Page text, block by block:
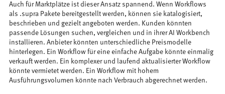
Auch für Marktplätze ist dieser Ansatz spannend. Wenn Workflows
als .supra Pakete bereitgestellt werden, können sie katalogisiert,
beschrieben und gezielt angeboten werden. Kunden könnten
passende Lösungen suchen, vergleichen und in ihrer AI Workbench
installieren. Anbieter könnten unterschiedliche Preismodelle
hinterlegen. Ein Workflow für eine einfache Aufgabe könnte einmalig
verkauft werden. Ein komplexer und laufend aktualisierter Workflow
könnte vermietet werden. Ein Workflow mit hohem
Ausführungsvolumen könnte nach Verbrauch abgerechnet werden.